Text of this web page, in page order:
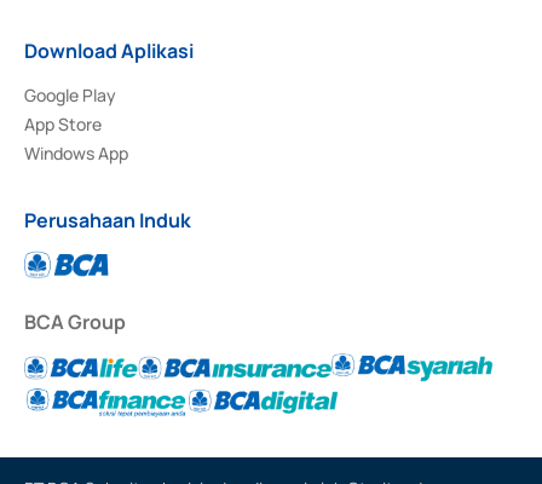
Download Aplikasi
Google Play
App Store
Windows App
Perusahaan Induk
BCA Group